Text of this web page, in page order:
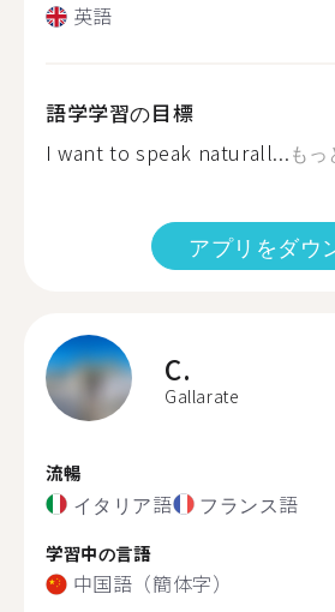
英語
語学学習の目標
I want to speak naturall...もっ
アプリをダウ
C.
Gallarate
流暢
イタリア語 フランス語
学習中の言語
中国語（簡体字）